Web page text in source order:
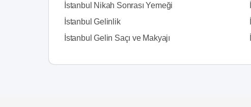
İstanbul Nikah Sonrası Yemeği
İstanbul Gelinlik
İstanbul Gelin Saçı ve Makyajı